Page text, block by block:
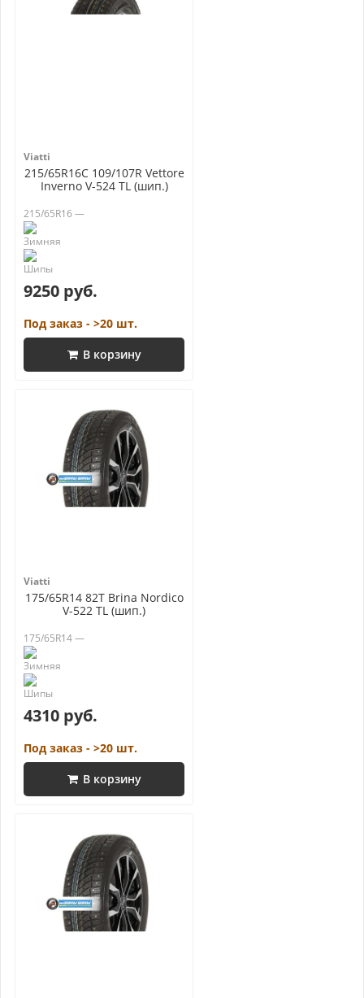
Viatti
215/65R16C 109/107R Vettore
Inverno V-524 TL (шип.)
215/65R16 —
9250 руб.
Под заказ - >20 шт.
В корзину
Viatti
175/65R14 82T Brina Nordico
V-522 TL (шип.)
175/65R14 —
4310 руб.
Под заказ - >20 шт.
В корзину